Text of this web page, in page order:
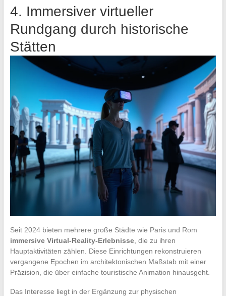
4. Immersiver virtueller
Rundgang durch historische
Stätten
Seit 2024 bieten mehrere große Städte wie Paris und Rom
immersive Virtual-Reality-Erlebnisse, die zu ihren
Hauptaktivitäten zählen. Diese Einrichtungen rekonstruieren
vergangene Epochen im architektonischen Maßstab mit einer
Präzision, die über einfache touristische Animation hinausgeht.
Das Interesse liegt in der Ergänzung zur physischen